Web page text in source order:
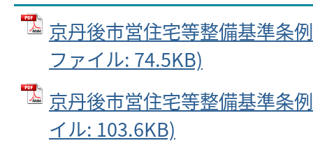
京丹後市営住宅等整備基準条
ファイル: 74.5KB)
京丹後市営住宅等整備基準条
イル: 103.6KB)